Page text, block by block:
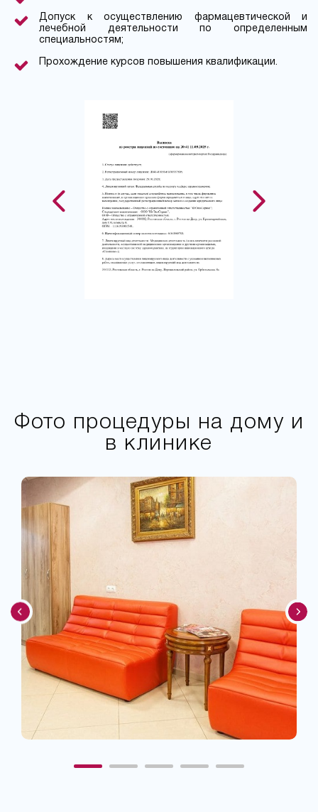
Допуск к осуществлению фармацевтической и
лечебной деятельности по определенным
специальностям;
Прохождение курсов повышения квалификации.
Фото процедуры на дому и
в клинике